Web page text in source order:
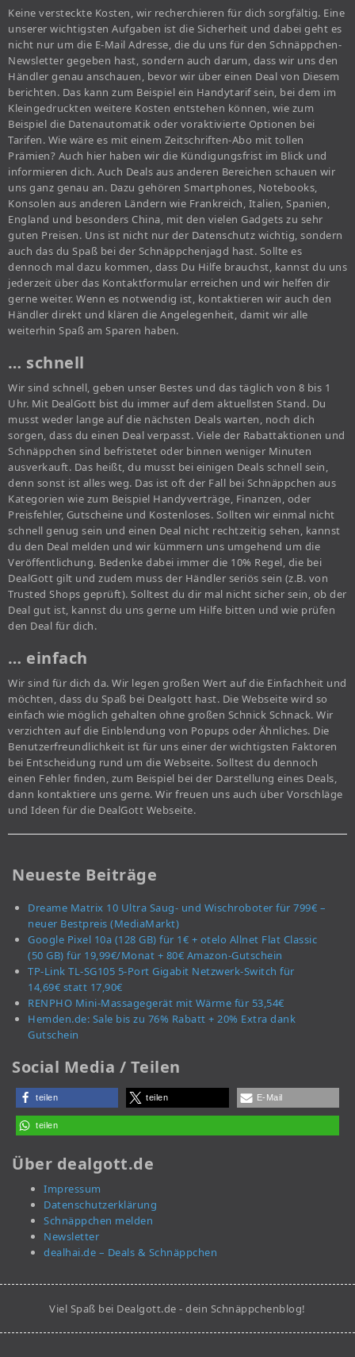
Keine versteckte Kosten, wir recherchieren für dich sorgfältig. Eine
unserer wichtigsten Aufgaben ist die Sicherheit und dabei geht es
nicht nur um die E-Mail Adresse, die du uns für den Schnäppchen-
Newsletter gegeben hast, sondern auch darum, dass wir uns den
Händler genau anschauen, bevor wir über einen Deal von Diesem
berichten. Das kann zum Beispiel ein Handytarif sein, bei dem im
Kleingedruckten weitere Kosten entstehen können, wie zum
Beispiel die Datenautomatik oder voraktivierte Optionen bei
Tarifen. Wie wäre es mit einem Zeitschriften-Abo mit tollen
Prämien? Auch hier haben wir die Kündigungsfrist im Blick und
informieren dich. Auch Deals aus anderen Bereichen schauen wir
uns ganz genau an. Dazu gehören Smartphones, Notebooks,
Konsolen aus anderen Ländern wie Frankreich, Italien, Spanien,
England und besonders China, mit den vielen Gadgets zu sehr
guten Preisen. Uns ist nicht nur der Datenschutz wichtig, sondern
auch das du Spaß bei der Schnäppchenjagd hast. Sollte es
dennoch mal dazu kommen, dass Du Hilfe brauchst, kannst du uns
jederzeit über das Kontaktformular erreichen und wir helfen dir
gerne weiter. Wenn es notwendig ist, kontaktieren wir auch den
Händler direkt und klären die Angelegenheit, damit wir alle
weiterhin Spaß am Sparen haben.
… schnell
Wir sind schnell, geben unser Bestes und das täglich von 8 bis 1
Uhr. Mit DealGott bist du immer auf dem aktuellsten Stand. Du
musst weder lange auf die nächsten Deals warten, noch dich
sorgen, dass du einen Deal verpasst. Viele der Rabattaktionen und
Schnäppchen sind befristetet oder binnen weniger Minuten
ausverkauft. Das heißt, du musst bei einigen Deals schnell sein,
denn sonst ist alles weg. Das ist oft der Fall bei Schnäppchen aus
Kategorien wie zum Beispiel Handyverträge, Finanzen, oder
Preisfehler, Gutscheine und Kostenloses. Sollten wir einmal nicht
schnell genug sein und einen Deal nicht rechtzeitig sehen, kannst
du den Deal melden und wir kümmern uns umgehend um die
Veröffentlichung. Bedenke dabei immer die 10% Regel, die bei
DealGott gilt und zudem muss der Händler seriös sein (z.B. von
Trusted Shops geprüft). Solltest du dir mal nicht sicher sein, ob der
Deal gut ist, kannst du uns gerne um Hilfe bitten und wie prüfen
den Deal für dich.
… einfach
Wir sind für dich da. Wir legen großen Wert auf die Einfachheit und
möchten, dass du Spaß bei Dealgott hast. Die Webseite wird so
einfach wie möglich gehalten ohne großen Schnick Schnack. Wir
verzichten auf die Einblendung von Popups oder Ähnliches. Die
Benutzerfreundlichkeit ist für uns einer der wichtigsten Faktoren
bei Entscheidung rund um die Webseite. Solltest du dennoch
einen Fehler finden, zum Beispiel bei der Darstellung eines Deals,
dann kontaktiere uns gerne. Wir freuen uns auch über Vorschläge
und Ideen für die DealGott Webseite.
Neueste Beiträge
Dreame Matrix 10 Ultra Saug- und Wischroboter für 799€ –
neuer Bestpreis (MediaMarkt)
Google Pixel 10a (128 GB) für 1€ + otelo Allnet Flat Classic
(50 GB) für 19,99€/Monat + 80€ Amazon-Gutschein
TP-Link TL-SG105 5-Port Gigabit Netzwerk-Switch für
14,69€ statt 17,90€
RENPHO Mini-Massagegerät mit Wärme für 53,54€
Hemden.de: Sale bis zu 76% Rabatt + 20% Extra dank
Gutschein
Social Media / Teilen
teilen teilen E-Mail
teilen
Über dealgott.de
Impressum
Datenschutzerklärung
Schnäppchen melden
Newsletter
dealhai.de – Deals & Schnäppchen
Viel Spaß bei Dealgott.de - dein Schnäppchenblog!